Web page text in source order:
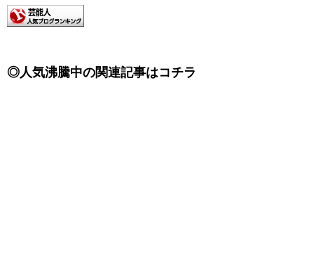
◎人気沸騰中の関連記事はコチラ